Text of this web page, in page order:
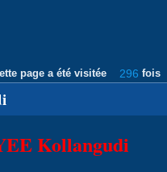
page a été visitée 296 fois
Kollangudi